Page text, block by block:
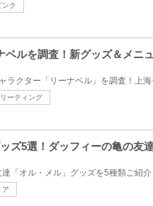
ンク
ベルを調査！新グッズ＆メ
ラクター「リーナベル」を調査！上
ーティング
ズ5選！ダッフィーの亀の友
「オル・メル」グッズを5種類ご紹
ア